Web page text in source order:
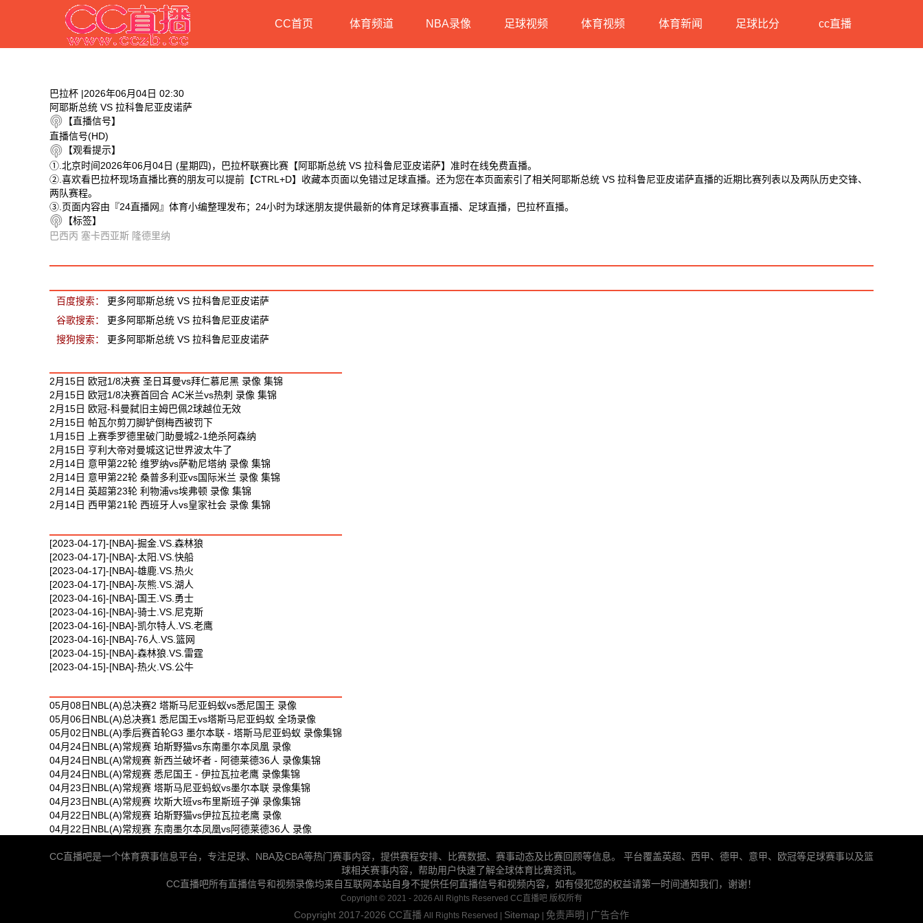
CC首页 体育频道 NBA录像 足球视频 体育视频 体育新闻 足球比分 cc直播
巴拉杯 |2026年06月04日 02:30
阿耶斯总统 VS 拉科鲁尼亚皮诺萨
【直播信号】
直播信号(HD)
【观看提示】
①.北京时间2026年06月04日 (星期四)，巴拉杯联赛比赛【阿耶斯总统 VS 拉科鲁尼亚皮诺萨】准时在线免费直播。
②.喜欢看巴拉杯现场直播比赛的朋友可以提前【CTRL+D】收藏本页面以免错过足球直播。还为您在本页面索引了相关阿耶斯总统 VS 拉科鲁尼亚皮诺萨直播的近期比赛列表以及两队历史交锋、
两队赛程。
③.页面内容由『24直播网』体育小编整理发布；24小时为球迷朋友提供最新的体育足球赛事直播、足球直播，巴拉杯直播。
【标签】
巴西丙 塞卡西亚斯 隆德里纳
百度搜索：
更多阿耶斯总统 VS 拉科鲁尼亚皮诺萨
谷歌搜索：
更多阿耶斯总统 VS 拉科鲁尼亚皮诺萨
搜狗搜索：
更多阿耶斯总统 VS 拉科鲁尼亚皮诺萨
2月15日 欧冠1/8决赛 圣日耳曼vs拜仁慕尼黑 录像 集锦
2月15日 欧冠1/8决赛首回合 AC米兰vs热刺 录像 集锦
2月15日 欧冠-科曼弑旧主姆巴佩2球越位无效
2月15日 帕瓦尔剪刀脚铲倒梅西被罚下
1月15日 上赛季罗德里破门助曼城2-1绝杀阿森纳
2月15日 亨利大帝对曼城这记世界波太牛了
2月14日 意甲第22轮 维罗纳vs萨勒尼塔纳 录像 集锦
2月14日 意甲第22轮 桑普多利亚vs国际米兰 录像 集锦
2月14日 英超第23轮 利物浦vs埃弗顿 录像 集锦
2月14日 西甲第21轮 西班牙人vs皇家社会 录像 集锦
[2023-04-17]-[NBA]-掘金.VS.森林狼
[2023-04-17]-[NBA]-太阳.VS.快船
[2023-04-17]-[NBA]-雄鹿.VS.热火
[2023-04-17]-[NBA]-灰熊.VS.湖人
[2023-04-16]-[NBA]-国王.VS.勇士
[2023-04-16]-[NBA]-骑士.VS.尼克斯
[2023-04-16]-[NBA]-凯尔特人.VS.老鹰
[2023-04-16]-[NBA]-76人.VS.篮网
[2023-04-15]-[NBA]-森林狼.VS.雷霆
[2023-04-15]-[NBA]-热火.VS.公牛
05月08日NBL(A)总决赛2 塔斯马尼亚蚂蚁vs悉尼国王 录像
05月06日NBL(A)总决赛1 悉尼国王vs塔斯马尼亚蚂蚁 全场录像
05月02日NBL(A)季后赛首轮G3 墨尔本联 - 塔斯马尼亚蚂蚁 录像集锦
04月24日NBL(A)常规赛 珀斯野猫vs东南墨尔本凤凰 录像
04月24日NBL(A)常规赛 新西兰破坏者 - 阿德莱德36人 录像集锦
04月24日NBL(A)常规赛 悉尼国王 - 伊拉瓦拉老鹰 录像集锦
04月23日NBL(A)常规赛 塔斯马尼亚蚂蚁vs墨尔本联 录像集锦
04月23日NBL(A)常规赛 坎斯大班vs布里斯班子弹 录像集锦
04月22日NBL(A)常规赛 珀斯野猫vs伊拉瓦拉老鹰 录像
04月22日NBL(A)常规赛 东南墨尔本凤凰vs阿德莱德36人 录像
CC直播吧是一个体育赛事信息平台，专注足球、NBA及CBA等热门赛事内容，提供赛程安排、比赛数据、赛事动态及比赛回顾等信息。 平台覆盖英超、西甲、德甲、意甲、欧冠等足球赛事以及篮
球相关赛事内容，帮助用户快速了解全球体育比赛资讯。
CC直播吧所有直播信号和视频录像均来自互联网本站自身不提供任何直播信号和视频内容，如有侵犯您的权益请第一时间通知我们，谢谢！
Copyright © 2021 - 2026 All Rights Reserved CC直播吧 版权所有
Copyright 2017-2026 CC直播 All Rights Reserved | Sitemap | 免责声明 | 广告合作